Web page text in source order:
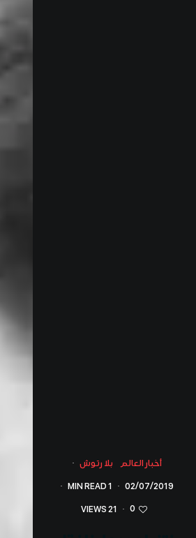
أخبار العالم بلا رتوش ·
02/07/2019
·
1 MIN READ
·
0
·
21 VIEWS